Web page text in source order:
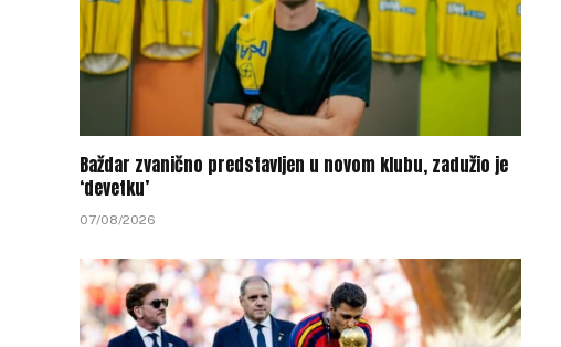
Baždar zvanično predstavljen u novom klubu, zadužio je
‘devetku’
07/08/2026